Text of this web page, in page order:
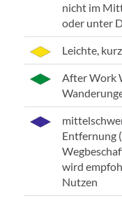
nicht im
oder unter
Leichte,
After Work
Entfernung
wird
Nutzen